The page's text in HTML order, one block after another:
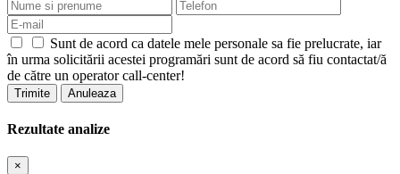
Sunt de acord ca datele mele personale sa fie prelucrate, iar
în urma solicitării acestei programări sunt de acord să fiu contactat/ă
de către un operator call-center!
Trimite Anuleaza
Rezultate analize
×